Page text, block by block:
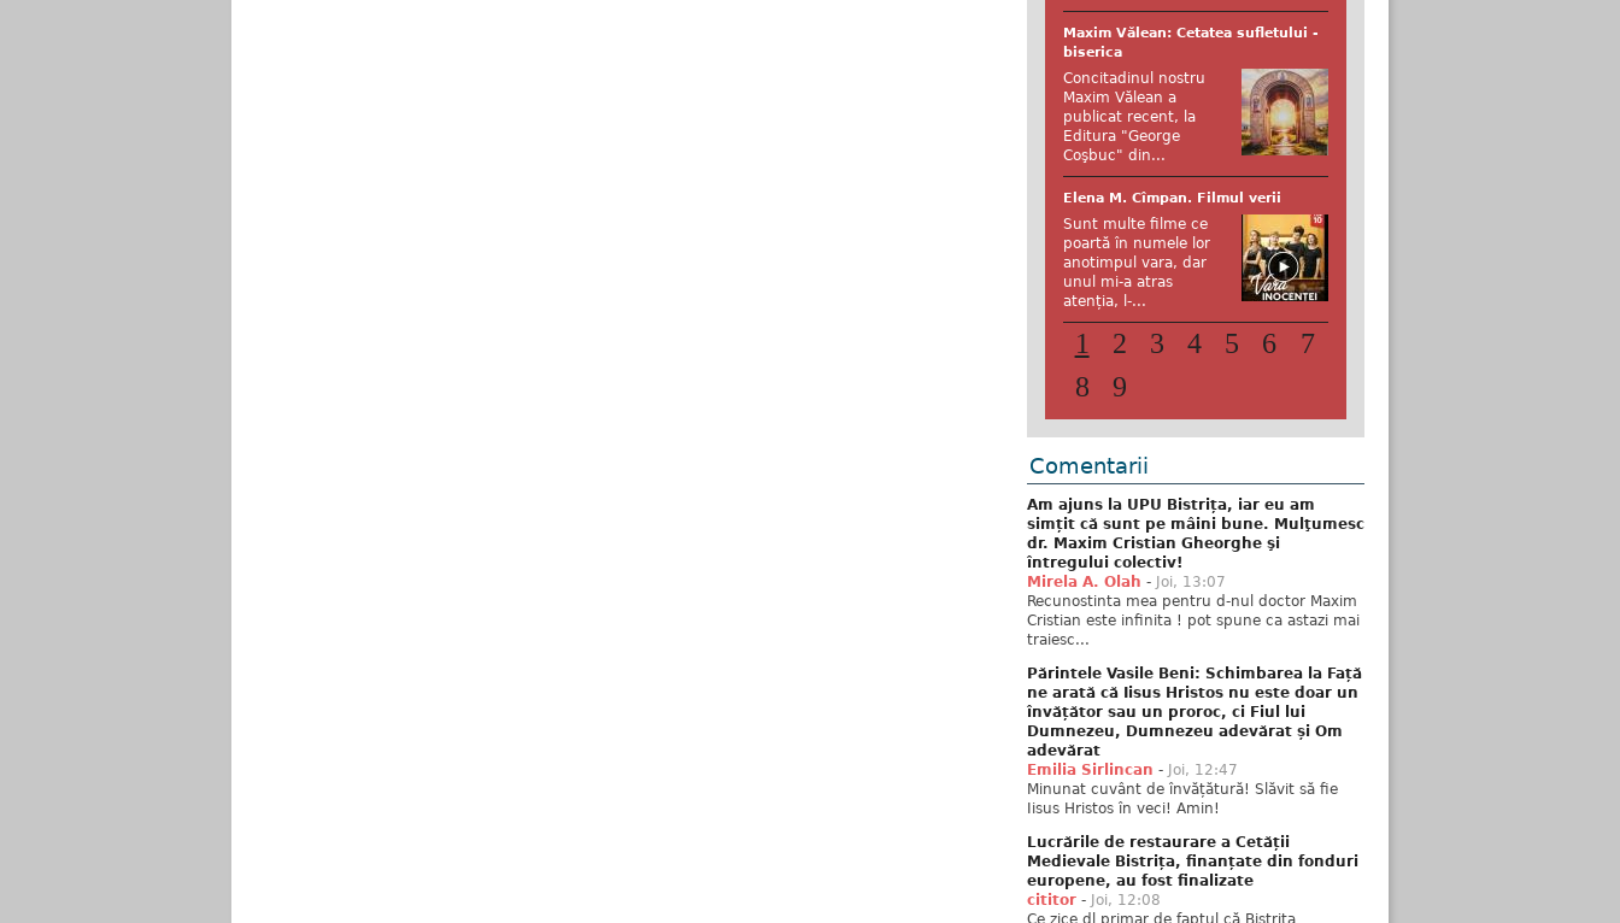
Maxim Vălean: Cetatea sufletului -
biserica
Concitadinul nostru
Maxim Vălean a
publicat recent, la
Editura "George
Coşbuc" din...
Elena M. Cîmpan. Filmul verii
Sunt multe filme ce
poartă în numele lor
anotimpul vara, dar
unul mi-a atras
atenția, l-...
1 2 3 4 5 6
7
8
9
Comentarii
Am ajuns la UPU Bistrița, iar eu am
simțit că sunt pe mâini bune. Mulţumesc
dr. Maxim Cristian Gheorghe şi
întregului colectiv!
Mirela A. Olah - Joi, 13:07
Recunostinta mea pentru d-nul doctor Maxim
Cristian este infinita ! pot spune ca astazi mai
traiesc...
Părintele Vasile Beni: Schimbarea la Față
ne arată că Iisus Hristos nu este doar un
învățător sau un proroc, ci Fiul lui
Dumnezeu, Dumnezeu adevărat și Om
adevărat
Emilia Sirlincan - Joi, 12:47
Minunat cuvânt de învățătură! Slăvit să fie
Iisus Hristos în veci! Amin!
Lucrările de restaurare a Cetății
Medievale Bistrița, finanțate din fonduri
europene, au fost finalizate
cititor - Joi, 12:08
Ce zice dl primar de faptul că Bistrița